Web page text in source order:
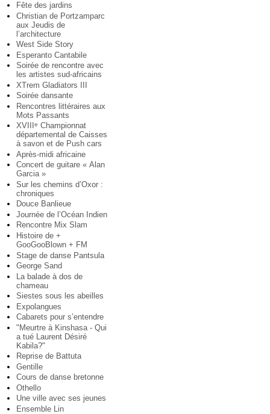
Fête des jardins
Christian de Portzamparc
aux Jeudis de
l’architecture
West Side Story
Esperanto Cantabile
Soirée de rencontre avec
les artistes sud-africains
XTrem Gladiators III
Soirée dansante
Rencontres littéraires aux
Mots Passants
XVIII
e Championnat
départemental de Caisses
à savon et de Push cars
Après-midi africaine
Concert de guitare « Alan
Garcia »
Sur les chemins d’Oxor :
chroniques
Douce Banlieue
Journée de l’Océan Indien
Rencontre Mix Slam
Histoire de +
GooGooBlown + FM
Stage de danse Pantsula
George Sand
La balade à dos de
chameau
Siestes sous les abeilles
Expolangues
Cabarets pour s’entendre
"Meurtre à Kinshasa - Qui
a tué Laurent Désiré
Kabila?"
Reprise de Battuta
Gentille
Cours de danse bretonne
Othello
Une ville avec ses jeunes
Ensemble Lin